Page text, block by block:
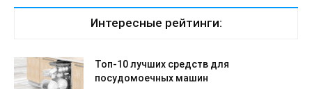
Интересные рейтинги:
Топ-10 лучших средств для
посудомоечных машин